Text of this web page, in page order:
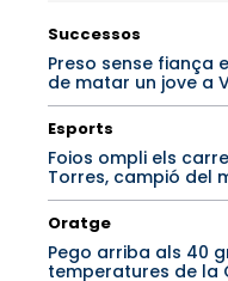
Successos
Preso sense fiança
de matar un jove a
Esports
Foios ompli els
Torres, campió del
Oratge
Pego arriba als 40
temperatures de la